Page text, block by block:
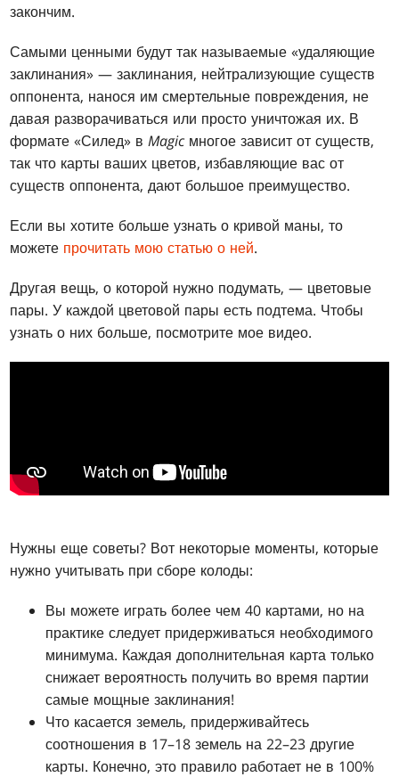
закончим.
Самыми ценными будут так называемые «удаляющие
заклинания» — заклинания, нейтрализующие существ
оппонента, нанося им смертельные повреждения, не
давая разворачиваться или просто уничтожая их. В
формате «Силед» вMagic многое зависит от существ,
так что карты ваших цветов, избавляющие вас от
существ оппонента, дают большое преимущество.
Если вы хотите больше узнать о кривой маны, то
можете прочитать мою статью о ней.
Другая вещь, о которой нужно подумать, — цветовые
пары. У каждой цветовой пары есть подтема. Чтобы
узнать о них больше, посмотрите мое видео.
Нужны еще советы? Вот некоторые моменты, которые
нужно учитывать при сборе колоды:
Вы можете играть более чем 40 картами, но на
практике следует придерживаться необходимого
минимума. Каждая дополнительная карта только
снижает вероятность получить во время партии
самые мощные заклинания!
Что касается земель, придерживайтесь
соотношения в 17–18 земель на 22–23 другие
карты. Конечно, это правило работает не в 100%